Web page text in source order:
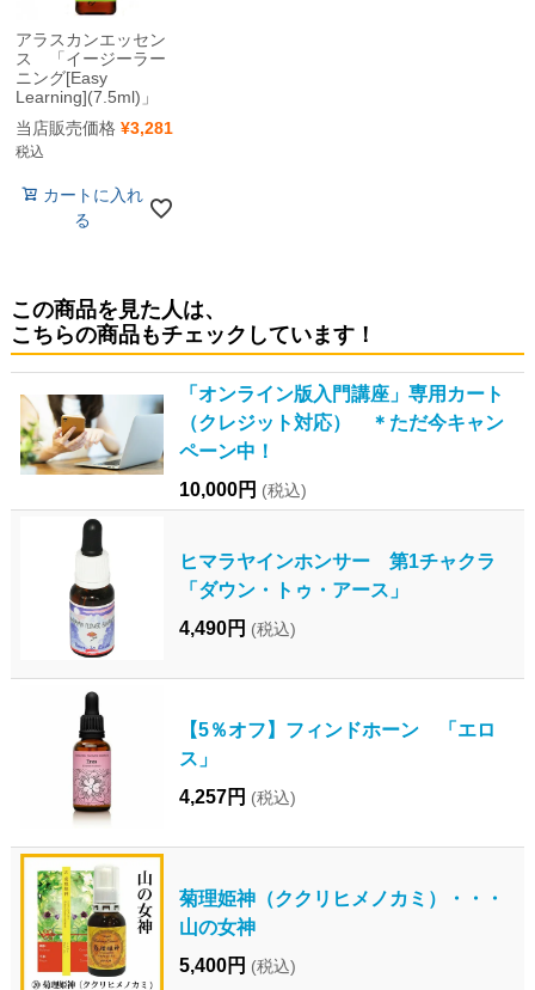
アラスカンエッセン
ス 「イージーラー
ニング[Easy
Learning](7.5ml)」
当店販売価格 ¥3,281
税込
カートに入れ
る
この商品を見た人は、
こちらの商品もチェックしています！
「オンライン版入門講座」専用カート
（クレジット対応） ＊ただ今キャン
ペーン中！
10,000円 (税込)
ヒマラヤインホンサー 第1チャクラ
「ダウン・トゥ・アース」
4,490円 (税込)
【5％オフ】フィンドホーン 「エロ
ス」
4,257円 (税込)
菊理姫神（ククリヒメノカミ）・・・
山の女神
5,400円 (税込)